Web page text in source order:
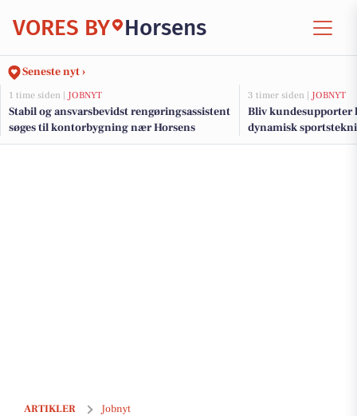
VORES BY Horsens
Seneste nyt ›
1 time siden | JOBNYT
Stabil og ansvarsbevidst rengøringsassistent
søges til kontorbygning nær Horsens
3 timer siden | JOBNYT
Bliv kundesupporter
dynamisk
ARTIKLER Jobnyt
Bliv SPS-vejleder og støt unge med funktionsnedsættelser i deres